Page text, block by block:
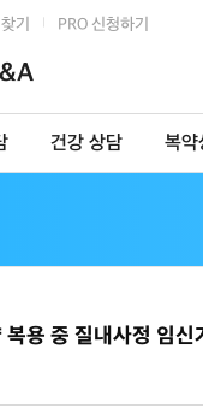
기 PRO 신청하기
건강 상담 복약
복용 중 질내사정 임신